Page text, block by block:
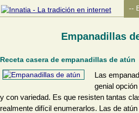
Empanadillas
Receta casera de empanadillas de atún
Las
genial
y con variedad. Es que resisten tantas
realmente difícil enumerarlos. Las de